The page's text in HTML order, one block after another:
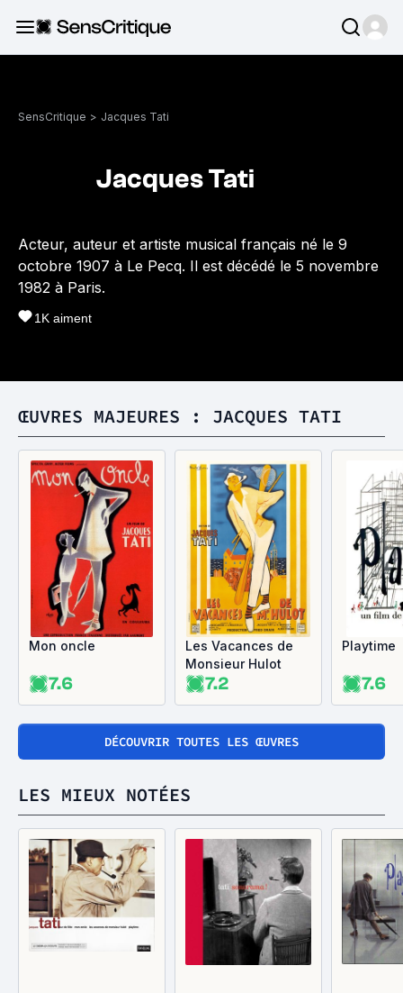
SensCritique > Jacques Tati
Jacques Tati
Acteur, auteur et artiste musical français né le 9
octobre 1907 à Le Pecq. Il est décédé le 5 novembre
1982 à Paris.
1K aiment
ŒUVRES MAJEURES : JACQUES TATI
Mon oncle
7.6
Les Vacances de
Monsieur Hulot
7.2
Playtime
7.6
DÉCOUVRIR TOUTES LES ŒUVRES
LES MIEUX NOTÉES